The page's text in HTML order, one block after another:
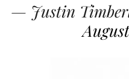
— Justin